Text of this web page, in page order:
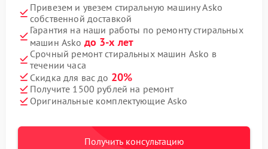
Привезем и увезем стиральную машину Asko
собственной доставкой
Гарантия на наши работы по ремонту стиральных
машин Asko до 3-х лет
Срочный ремонт стиральных машин Asko в
течении часа
Скидка для вас до 20%
Получите 1500 рублей на ремонт
Оригинальные комплектующие Asko
Получить консультацию